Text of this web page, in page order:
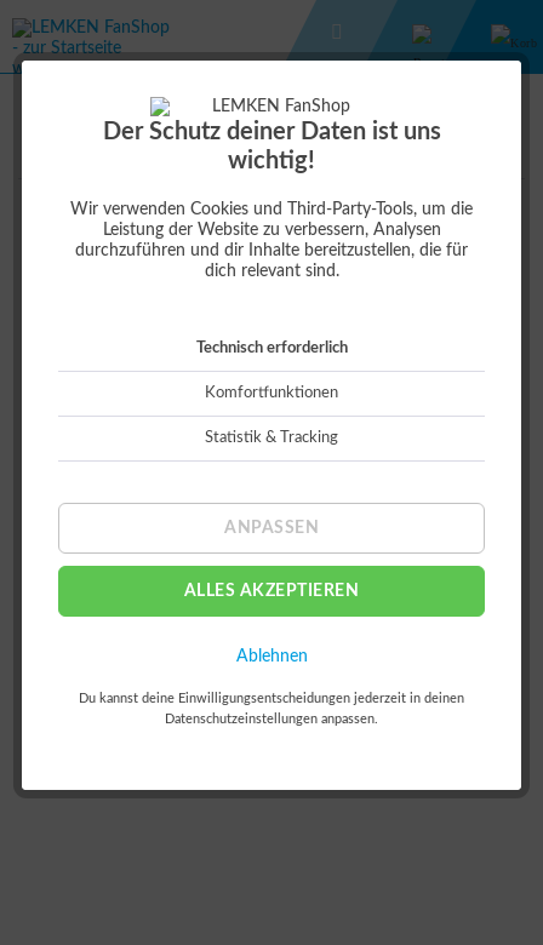
Der Schutz deiner Daten ist uns
wichtig!
Wir verwenden Cookies und Third-Party-Tools, um die
Leistung der Website zu verbessern, Analysen
durchzuführen und dir Inhalte bereitzustellen, die für
dich relevant sind.
Technisch erforderlich
Komfortfunktionen
Statistik & Tracking
ANPASSEN
ALLES AKZEPTIEREN
Ablehnen
Du kannst deine Einwilligungsentscheidungen jederzeit in deinen
Datenschutzeinstellungen anpassen.
SCHULUNGEN
Topseller
70,00 €